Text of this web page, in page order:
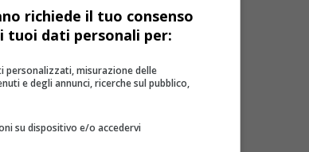
dalla musica, al
i dettagli: lunedì 5
scultori alla «Società
con Gigi
alle 21,30 «Musica per
richiede il tuo consenso
tuoi dati personali per:
personalizzati, misurazione delle
e degli annunci, ricerche sul pubblico,
su dispositivo e/o accedervi